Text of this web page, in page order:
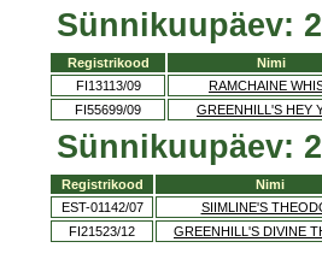
Sünnikuupäev:
Registrikood Nimi
FI13113/09
RAMCHAINE
FI55699/09
GREENHILL'S HEY
Sünnikuupäev:
Registrikood Nimi
EST-01142/07
SIIMLINE'S
FI21523/12
GREENHILL'S DIVINE